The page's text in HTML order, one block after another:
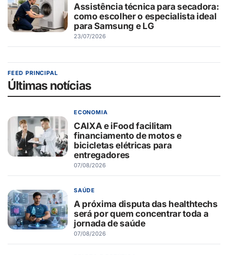
Assistência técnica para secadora:
como escolher o especialista ideal
para Samsung e LG
23/07/2026
FEED PRINCIPAL
Últimas notícias
ECONOMIA
CAIXA e iFood facilitam
financiamento de motos e
bicicletas elétricas para
entregadores
07/08/2026
SAÚDE
A próxima disputa das healthtechs
será por quem concentrar toda a
jornada de saúde
07/08/2026